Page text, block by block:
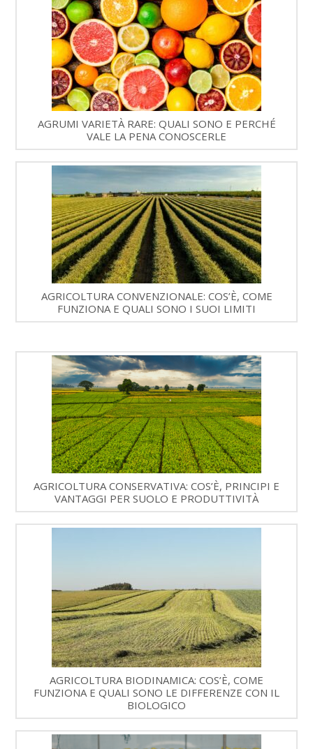
AGRUMI VARIETÀ RARE: QUALI SONO E PERCHÉ
VALE LA PENA CONOSCERLE
AGRICOLTURA CONVENZIONALE: COS’È, COME
FUNZIONA E QUALI SONO I SUOI LIMITI
AGRICOLTURA CONSERVATIVA: COS’È, PRINCIPI E
VANTAGGI PER SUOLO E PRODUTTIVITÀ
AGRICOLTURA BIODINAMICA: COS’È, COME
FUNZIONA E QUALI SONO LE DIFFERENZE CON IL
BIOLOGICO